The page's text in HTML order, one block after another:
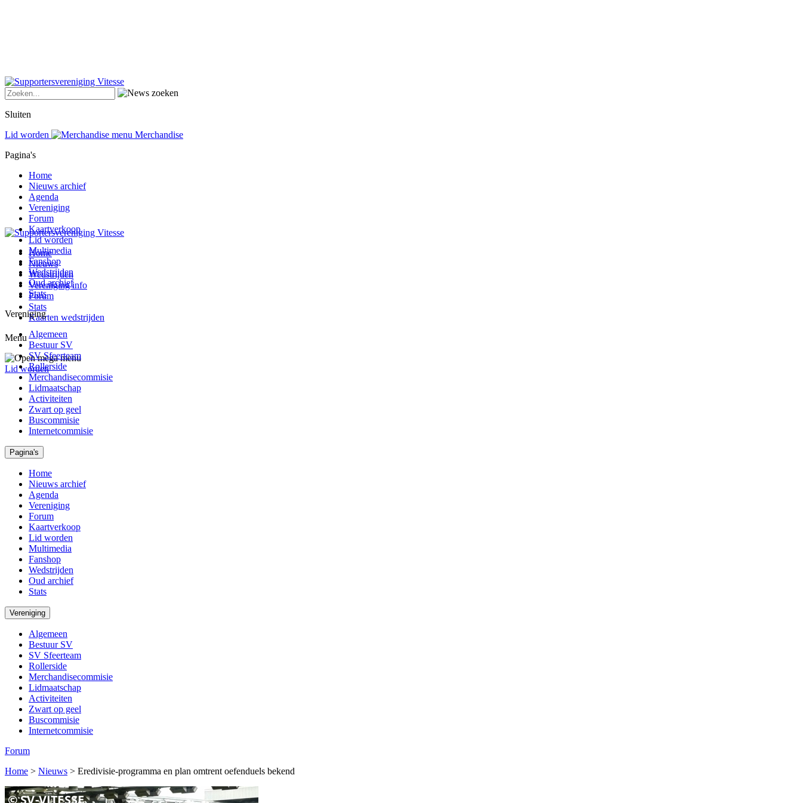
Home
Nieuws
Wedstrijden
Vereniging info
Forum
Stats
Kaarten wedstrijden
Menu
Lid worden
Sluiten
Lid worden
Merchandise
Pagina's
Home
Nieuws archief
Agenda
Vereniging
Forum
Kaartverkoop
Lid worden
Multimedia
Fanshop
Wedstrijden
Oud archief
Stats
Vereniging
Algemeen
Bestuur SV
SV Sfeerteam
Rollerside
Merchandisecommisie
Lidmaatschap
Activiteiten
Zwart op geel
Buscommisie
Internetcommisie
Pagina's
Home
Nieuws archief
Agenda
Vereniging
Forum
Kaartverkoop
Lid worden
Multimedia
Fanshop
Wedstrijden
Oud archief
Stats
Vereniging
Algemeen
Bestuur SV
SV Sfeerteam
Rollerside
Merchandisecommisie
Lidmaatschap
Activiteiten
Zwart op geel
Buscommisie
Internetcommisie
Forum
Home > Nieuws > Eredivisie-programma en plan omtrent oefenduels bekend